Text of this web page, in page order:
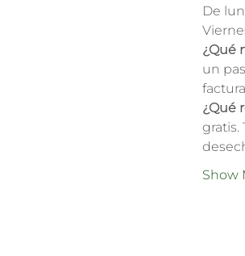
De
¿Qué
un
¿Qué
gratis.
Show